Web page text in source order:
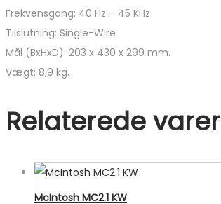
Frekvensgang: 40 Hz – 45 KHz
Tilslutning: Single-Wire
Mål (BxHxD): 203 x 430 x 299 mm.
Vægt: 8,9 kg.
Relaterede varer
McIntosh MC2.1 KW